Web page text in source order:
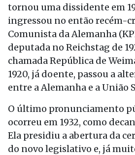
tornou uma dissidente em
ingressou no então recém-
Comunista da Alemanha
deputada no Reichstag de
chamada República de
1920, já doente, passou a
entre a Alemanha e a União
O último pronunciamento
ocorreu em 1932, como
Ela presidiu a abertura da
do novo legislativo e, já